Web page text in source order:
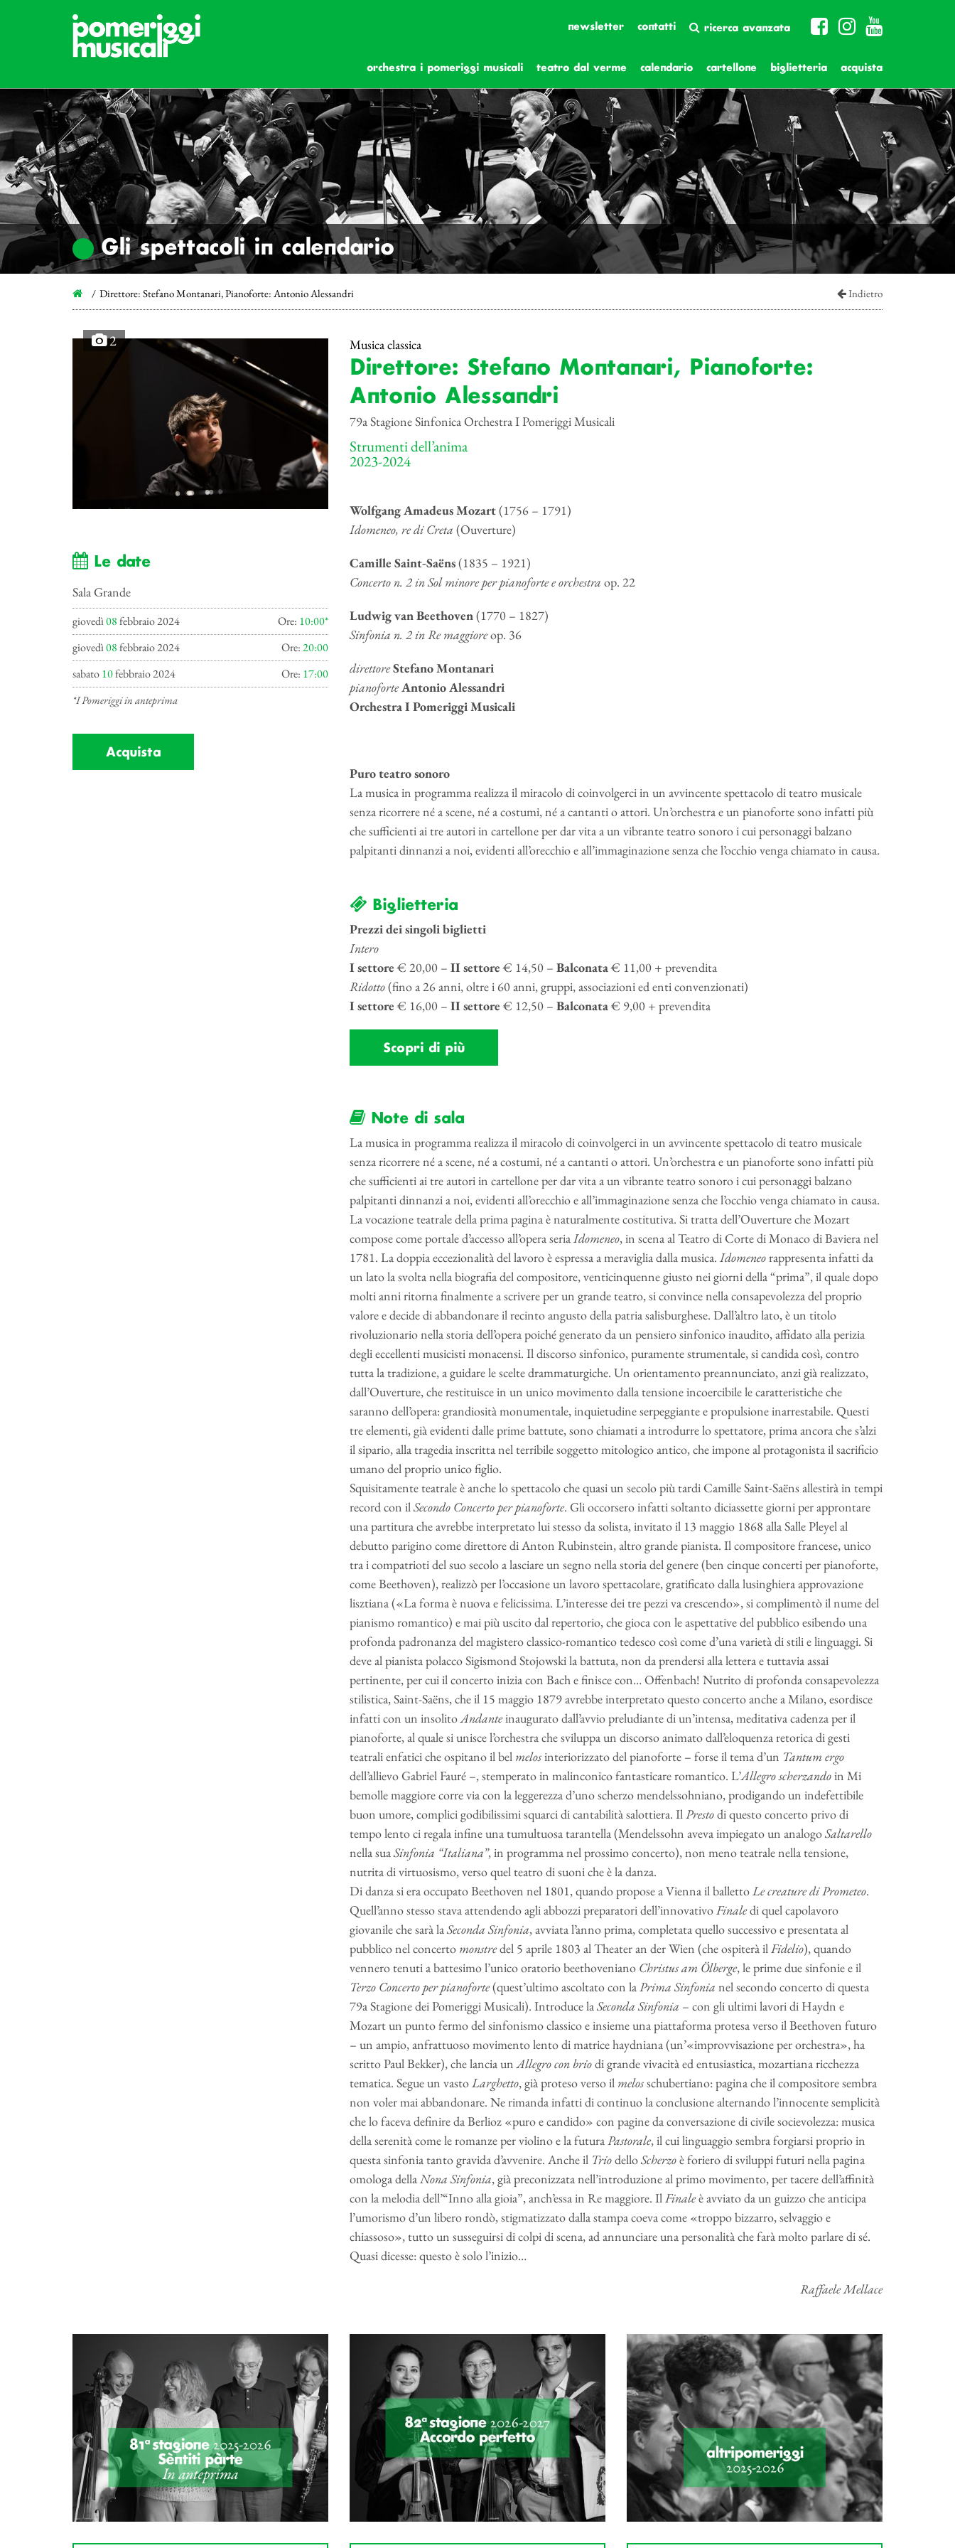
newsletter contatti ricerca avanzata
orchestra i pomeriggi musicali teatro dal verme calendario cartellone biglietteria acquista
Gli spettacoli in calendario
Direttore: Stefano Montanari, Pianoforte: Antonio Alessandri Indietro
2
Le date
Sala Grande
giovedì08febbraio 2024 Ore: 10:00*
giovedì08febbraio 2024 Ore:20:00
sabato10febbraio 2024 Ore: 17:00
*I Pomeriggi in anteprima
Acquista
Musica classica
Direttore: Stefano Montanari, Pianoforte:
Antonio Alessandri
79a Stagione Sinfonica Orchestra I Pomeriggi Musicali
Strumenti dell’anima
2023-2024
Wolfgang Amadeus Mozart(1756 – 1791)
Idomeneo, re di Creta (Ouverture)
Camille Saint-Saëns(1835 – 1921)
Concerto n. 2 in Sol minore per pianoforte e orchestra op. 22
Ludwig van Beethoven(1770 – 1827)
Sinfonia n. 2 in Re maggioreop. 36
direttoreStefano Montanari
pianoforteAntonio Alessandri
Orchestra I Pomeriggi Musicali
Puro teatro sonoro
La musica in programma realizza il miracolo di coinvolgerci in un avvincente spettacolo di teatro musicale
senza ricorrere né a scene, né a costumi, né a cantanti o attori. Un’orchestra e un pianoforte sono infatti più
che sufficienti ai tre autori in cartellone per dar vita a un vibrante teatro sonoro i cui personaggi balzano
palpitanti dinnanzi a noi, evidenti all’orecchio e all’immaginazione senza che l’occhio venga chiamato in causa.
Biglietteria
Prezzi dei singoli biglietti
Intero
I settore€ 20,00 – II settore€ 14,50 – Balconata€ 11,00 + prevendita
Ridotto(fino a 26 anni, oltre i 60 anni, gruppi, associazioni ed enti convenzionati)
I settore€ 16,00 – II settore€ 12,50 – Balconata€ 9,00 + prevendita
Scopri di più
Note di sala
La musica in programma realizza il miracolo di coinvolgerci in un avvincente spettacolo di teatro musicale
senza ricorrere né a scene, né a costumi, né a cantanti o attori. Un’orchestra e un pianoforte sono infatti più
che sufficienti ai tre autori in cartellone per dar vita a un vibrante teatro sonoro i cui personaggi balzano
palpitanti dinnanzi a noi, evidenti all’orecchio e all’immaginazione senza che l’occhio venga chiamato in causa.
La vocazione teatrale della prima pagina è naturalmente costitutiva. Si tratta dell’Ouverture che Mozart
compose come portale d’accesso all’opera seriaIdomeneo, in scena al Teatro di Corte di Monaco di Baviera nel
1781. La doppia eccezionalità del lavoro è espressa a meraviglia dalla musica. Idomeneorappresenta infatti da
un lato la svolta nella biografia del compositore, venticinquenne giusto nei giorni della “prima”, il quale dopo
molti anni ritorna finalmente a scrivere per un grande teatro, si convince nella consapevolezza del proprio
valore e decide di abbandonare il recinto angusto della patria salisburghese. Dall’altro lato, è un titolo
rivoluzionario nella storia dell’opera poiché generato da un pensiero sinfonico inaudito, affidato alla perizia
degli eccellenti musicisti monacensi. Il discorso sinfonico, puramente strumentale, si candida così, contro
tutta la tradizione, a guidare le scelte drammaturgiche. Un orientamento preannunciato, anzi già realizzato,
dall’Ouverture, che restituisce in un unico movimento dalla tensione incoercibile le caratteristiche che
saranno dell’opera: grandiosità monumentale, inquietudine serpeggiante e propulsione inarrestabile. Questi
tre elementi, già evidenti dalle prime battute, sono chiamati a introdurre lo spettatore, prima ancora che s’alzi
il sipario, alla tragedia inscritta nel terribile soggetto mitologico antico, che impone al protagonista il sacrificio
umano del proprio unico figlio.
Squisitamente teatrale è anche lo spettacolo che quasi un secolo più tardi Camille Saint-Saëns allestirà in tempi
record con ilSecondo Concerto per pianoforte. Gli occorsero infatti soltanto diciassette giorni per approntare
una partitura che avrebbe interpretato lui stesso da solista, invitato il 13 maggio 1868 alla Salle Pleyel al
debutto parigino come direttore di Anton Rubinstein, altro grande pianista. Il compositore francese, unico
tra i compatrioti del suo secolo a lasciare un segno nella storia del genere (ben cinque concerti per pianoforte,
come Beethoven), realizzò per l’occasione un lavoro spettacolare, gratificato dalla lusinghiera approvazione
lisztiana («La forma è nuova e felicissima. L’interesse dei tre pezzi va crescendo», si complimentò il nume del
pianismo romantico) e mai più uscito dal repertorio, che gioca con le aspettative del pubblico esibendo una
profonda padronanza del magistero classico-romantico tedesco così come d’una varietà di stili e linguaggi. Si
deve al pianista polacco Sigismond Stojowski la battuta, non da prendersi alla lettera e tuttavia assai
pertinente, per cui il concerto inizia con Bach e finisce con… Offenbach! Nutrito di profonda consapevolezza
stilistica, Saint-Saëns, che il 15 maggio 1879 avrebbe interpretato questo concerto anche a Milano, esordisce
infatti con un insolitoAndanteinaugurato dall’avvio preludiante di un’intensa, meditativa cadenza per il
pianoforte, al quale si unisce l’orchestra che sviluppa un discorso animato dall’eloquenza retorica di gesti
teatrali enfatici che ospitano il bel melosinteriorizzato del pianoforte – forse il tema d’un Tantum ergo
dell’allievo Gabriel Fauré –, stemperato in malinconico fantasticare romantico. L’Allegro scherzandoin Mi
bemolle maggiore corre via con la leggerezza d’uno scherzo mendelssohniano, prodigando un indefettibile
buon umore, complici godibilissimi squarci di cantabilità salottiera. IlPrestodi questo concerto privo di
tempo lento ci regala infine una tumultuosa tarantella (Mendelssohn aveva impiegato un analogoSaltarello
nella suaSinfonia “Italiana”, in programma nel prossimo concerto), non meno teatrale nella tensione,
nutrita di virtuosismo, verso quel teatro di suoni che è la danza.
Di danza si era occupato Beethoven nel 1801, quando propose a Vienna il ballettoLe creature di Prometeo.
Quell’anno stesso stava attendendo agli abbozzi preparatori dell’innovativoFinaledi quel capolavoro
giovanile che sarà laSeconda Sinfonia, avviata l’anno prima, completata quello successivo e presentata al
pubblico nel concerto monstredel 5 aprile 1803 al Theater an der Wien (che ospiterà ilFidelio), quando
vennero tenuti a battesimo l’unico oratorio beethoveniano Christus am Ölberge, le prime due sinfonie e il
Terzo Concerto per pianoforte(quest’ultimo ascoltato con laPrima Sinfonia nel secondo concerto di questa
79a Stagione dei Pomeriggi Musicali). Introduce laSeconda Sinfonia – con gli ultimi lavori di Haydn e
Mozart un punto fermo del sinfonismo classico e insieme una piattaforma protesa verso il Beethoven futuro
– un ampio, anfrattuoso movimento lento di matrice haydniana (un’«improvvisazione per orchestra», ha
scritto Paul Bekker), che lancia unAllegro con briodi grande vivacità ed entusiastica, mozartiana ricchezza
tematica. Segue un vastoLarghetto, già proteso verso il melosschubertiano: pagina che il compositore sembra
non voler mai abbandonare. Ne rimanda infatti di continuo la conclusione alternando l’innocente semplicità
che lo faceva definire da Berlioz «puro e candido» con pagine da conversazione di civile socievolezza: musica
della serenità come le romanze per violino e la futuraPastorale, il cui linguaggio sembra forgiarsi proprio in
questa sinfonia tanto gravida d’avvenire. Anche il TriodelloScherzoè foriero di sviluppi futuri nella pagina
omologa dellaNona Sinfonia, già preconizzata nell’introduzione al primo movimento, per tacere dell’affinità
con la melodia dell’“Inno alla gioia”, anch’essa in Re maggiore. IlFinaleè avviato da un guizzo che anticipa
l’umorismo d’un libero rondò, stigmatizzato dalla stampa coeva come «troppo bizzarro, selvaggio e
chiassoso», tutto un susseguirsi di colpi di scena, ad annunciare una personalità che farà molto parlare di sé.
Quasi dicesse: questo è solo l’inizio…
Raffaele Mellace